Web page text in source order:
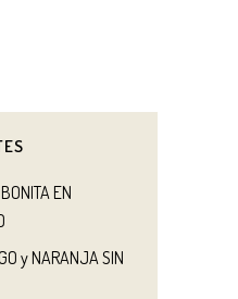
EN
y NARANJA SIN